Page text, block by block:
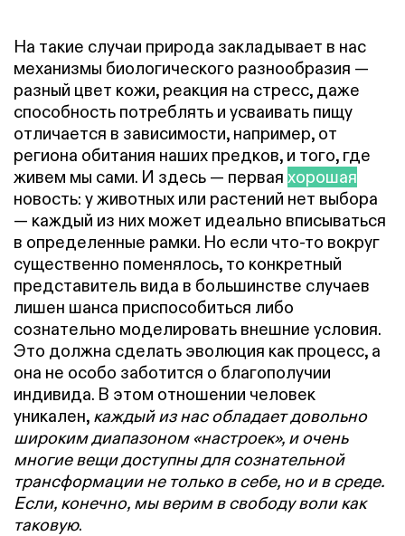
На такие случаи природа закладывает в нас
механизмы биологического разнообразия —
разный цвет кожи, реакция на стресс, даже
способность потреблять и усваивать пищу
отличается в зависимости, например, от
региона обитания наших предков, и того, где
живем мы сами. И здесь — первая хорошая
новость: у животных или растений нет выбора
— каждый из них может идеально вписываться
в определенные рамки. Но если что-то вокруг
существенно поменялось, то конкретный
представитель вида в большинстве случаев
лишен шанса приспособиться либо
сознательно моделировать внешние условия.
Это должна сделать эволюция как процесс, а
она не особо заботится о благополучии
индивида. В этом отношении человек
уникален, каждый из нас обладает довольно
широким диапазоном «настроек», и очень
многие вещи доступны для сознательной
трансформации не только в себе, но и в среде.
Если, конечно, мы верим в свободу воли как
таковую.